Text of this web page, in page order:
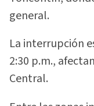
general.
La interrupción
2:30 p.m.,
Central.